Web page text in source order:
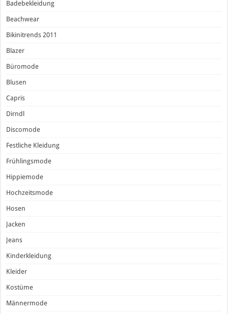
Badebekleidung
Beachwear
Bikinitrends 2011
Blazer
Büromode
Blusen
Capris
Dirndl
Discomode
Festliche Kleidung
Frühlingsmode
Hippiemode
Hochzeitsmode
Hosen
Jacken
Jeans
Kinderkleidung
Kleider
Kostüme
Männermode